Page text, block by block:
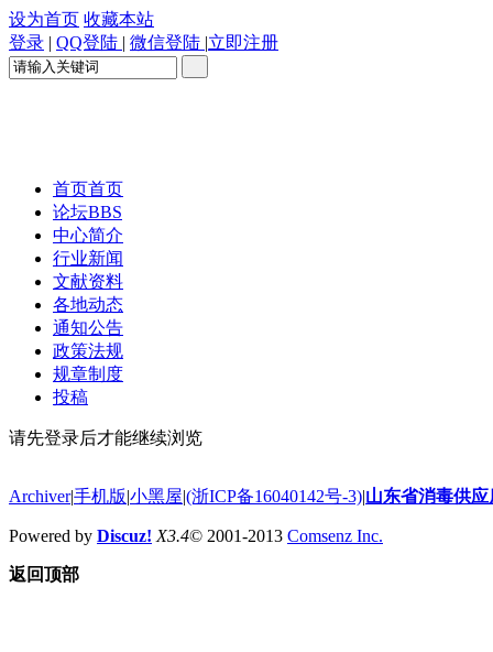
设为首页 收藏本站
登录 | QQ登陆 | 微信登陆 |立即注册
首页首页
论坛BBS
中心简介
行业新闻
文献资料
各地动态
通知公告
政策法规
规章制度
投稿
请先登录后才能继续浏览
Archiver|手机版|小黑屋|(浙ICP备16040142号-3)|山东省消毒供
Powered by Discuz! X3.4© 2001-2013 Comsenz Inc.
返回顶部